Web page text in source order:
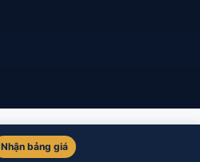
Nhận bảng giá